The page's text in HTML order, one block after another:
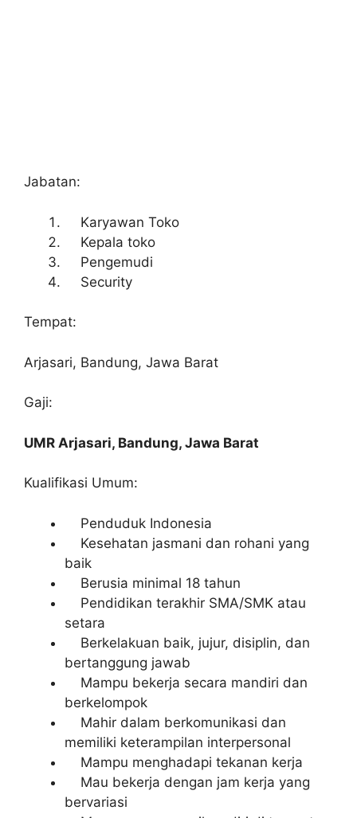
Jabatan:
Karyawan Toko
Kepala toko
Pengemudi
Security
Tempat:
Arjasari, Bandung, Jawa Barat
Gaji:
UMR Arjasari, Bandung, Jawa Barat
Kualifikasi Umum:
Penduduk Indonesia
Kesehatan jasmani dan rohani yang
baik
Berusia minimal 18 tahun
Pendidikan terakhir SMA/SMK atau
setara
Berkelakuan baik, jujur, disiplin, dan
bertanggung jawab
Mampu bekerja secara mandiri dan
berkelompok
Mahir dalam berkomunikasi dan
memiliki keterampilan interpersonal
Mampu menghadapi tekanan kerja
Mau bekerja dengan jam kerja yang
bervariasi